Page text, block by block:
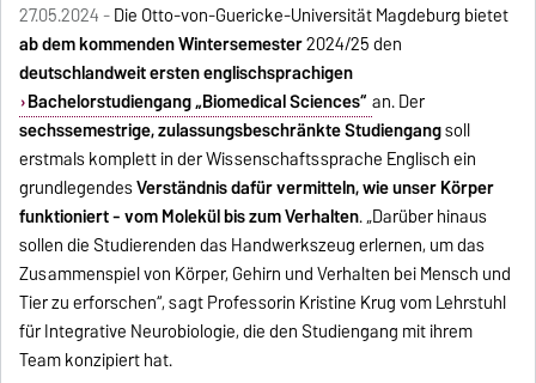
27.05.2024 -Die Otto-von-Guericke-Universität Magdeburg bietet
ab dem kommenden Wintersemester2024/25den
deutschlandweit ersten englischsprachigen
Bachelorstudiengang „Biomedical Sciences“ an. Der
sechssemestrige, zulassungsbeschränkte Studiengangsoll
erstmals komplett in der Wissenschaftssprache Englisch ein
grundlegendesVerständnis dafür vermitteln, wie unser Körper
funktioniert - vom Molekül bis zum Verhalten. „Darüber hinaus
sollen die Studierenden das Handwerkszeug erlernen, um das
Zusammenspiel von Körper, Gehirn und Verhalten bei Mensch und
Tier zu erforschen“, sagt Professorin Kristine Krug vom Lehrstuhl
für Integrative Neurobiologie, die den Studiengang mit ihrem
Team konzipiert hat.